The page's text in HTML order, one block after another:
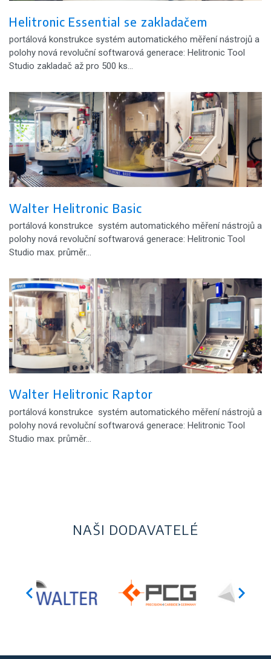
Helitronic Essential se zakladačem
portálová konstrukce systém automatického měření nástrojů a
polohy nová revoluční softwarová generace: Helitronic Tool
Studio zakladač až pro 500 ks…
Walter Helitronic Basic
portálová konstrukce systém automatického měření nástrojů a
polohy nová revoluční softwarová generace: Helitronic Tool
Studio max. průměr…
Walter Helitronic Raptor
portálová konstrukce systém automatického měření nástrojů a
polohy nová revoluční softwarová generace: Helitronic Tool
Studio max. průměr…
NAŠI DODAVATELÉ